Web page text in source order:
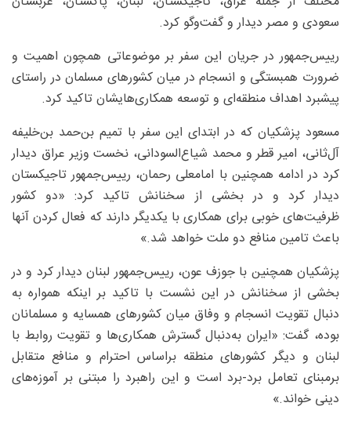
سعودی و مصر دیدار و گفت‌وگو کرد.
رییس‌جمهور در جریان این سفر بر موضوعاتی همچون اهمیت و
ضرورت همبستگی و انسجام در میان کشور‌های مسلمان در راستای
پیشبرد اهداف منطقه‌ای و توسعه همکاری‌هایشان تاکید کرد.
مسعود پزشکیان که در ابتدای این سفر با تمیم بن‌حمد بن‌خلیفه
آل‌ثانی، امیر قطر و محمد شیاع‌السودانی، نخست وزیر عراق دیدار
کرد در ادامه همچنین با امامعلی رحمان، رییس‌جمهور تاجیکستان
دیدار کرد و در بخشی از سخنانش تاکید کرد: «دو کشور
ظرفیت‌های خوبی برای همکاری با یکدیگر دارند که فعال کردن آنها
باعث تامین منافع دو ملت خواهد شد.»
پزشکیان همچنین با جوزف عون، رییس‌جمهور لبنان دیدار کرد و در
بخشی از سخنانش در این نشست با تاکید بر اینکه همواره به
دنبال تقویت انسجام و وفاق میان کشورهای همسایه و مسلمانان
بوده، گفت: «ایران به‌دنبال گسترش همکاری‌ها و تقویت روابط با
لبنان و دیگر کشورهای منطقه براساس احترام و منافع متقابل
برمبنای تعامل برد-برد است و این راهبرد را مبتنی بر آموزه‌های
دینی خواند.»